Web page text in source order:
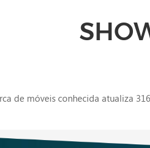
de móveis conhecida atualiza